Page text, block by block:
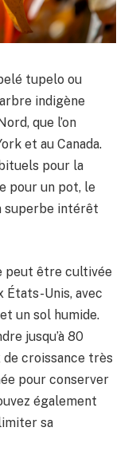
tupelo ou
indigène
que l’on
et au Canada.
pour la
pour un pot, le
superbe intérêt
peut être cultivée
États-Unis, avec
un sol humide.
jusqu’à 80
de croissance très
pour conserver
également
sa